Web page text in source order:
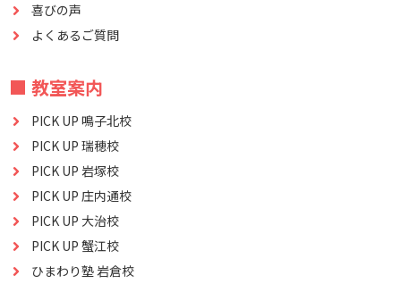
喜びの声
よくあるご質問
■ 教室案内
PICK UP 鳴子北校
PICK UP 瑞穂校
PICK UP 岩塚校
PICK UP 庄内通校
PICK UP 大治校
PICK UP 蟹江校
ひまわり塾 岩倉校